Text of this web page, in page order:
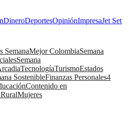
DineroDeportesOpiniónImpresaJet Set
SemanaMejor ColombiaSemana
Semana
TecnologíaTurismoEstados
SostenibleFinanzas Personales4
Contenido en
Mujeres